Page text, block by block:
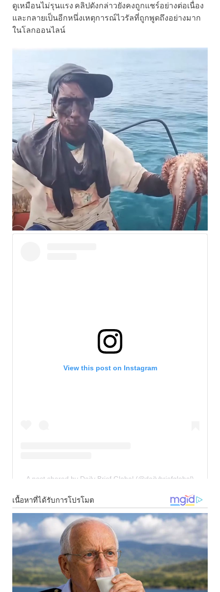
ดูเหมือนไม่รุนแรง คลิปดังกล่าวยังคงถูกแชร์อย่างต่อเนื่อง
และกลายเป็นอีกหนึ่งเหตุการณ์ไวรัลที่ถูกพูดถึงอย่างมาก
ในโลกออนไลน์